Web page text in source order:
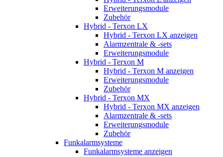
Erweiterungsmodule
Zubehör
Hybrid - Terxon LX
Hybrid - Terxon LX anzeigen
Alarmzentrale & -sets
Erweiterungsmodule
Hybrid - Terxon M
Hybrid - Terxon M anzeigen
Erweiterungsmodule
Zubehör
Hybrid - Terxon MX
Hybrid - Terxon MX anzeigen
Alarmzentrale & -sets
Erweiterungsmodule
Zubehör
Funkalarmsysteme
Funkalarmsysteme anzeigen